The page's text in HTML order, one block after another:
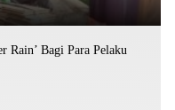
Rain’ Bagi Para Pelaku